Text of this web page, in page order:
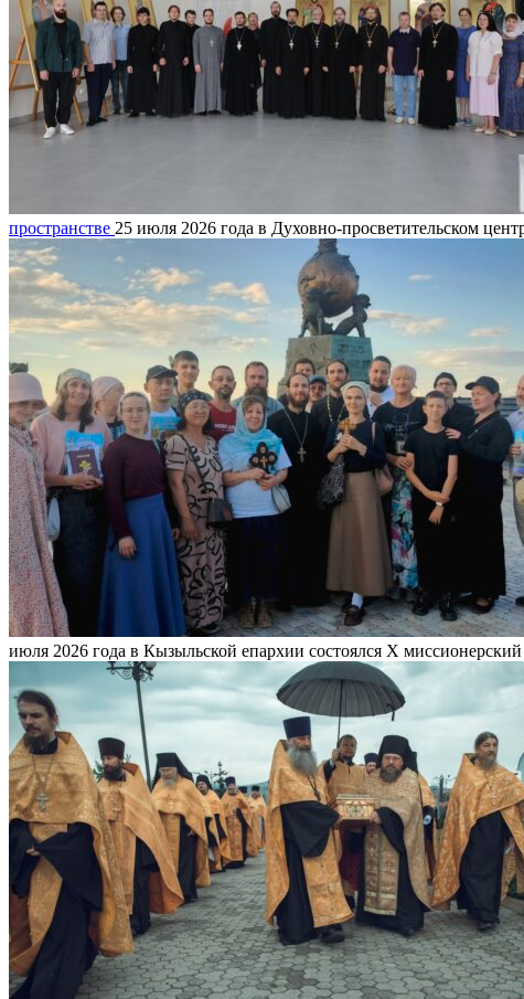
пространстве 25 июля 2026 года в Духовно-просветительском
июля 2026 года в Кызыльской епархии состоялся X